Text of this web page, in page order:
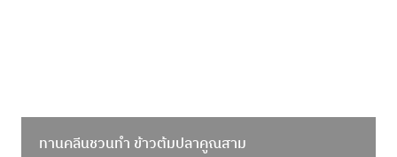
ทานคลีนชวนทำ ข้าวต้มปลาคูณสาม